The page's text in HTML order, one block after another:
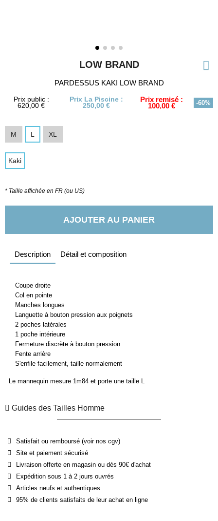
LOW BRAND
PARDESSUS KAKI LOW BRAND
Prix public :
620,00 €
Prix La Piscine :
250,00 €
Prix remisé :
100,00 € -60%
M L XL
Kaki
* Taille affichée en FR (ou US)
AJOUTER AU PANIER
Description Détail et composition
Coupe droite
Col en pointe
Manches longues
Languette à bouton pression aux poignets
2 poches latérales
1 poche intérieure
Fermeture discrète à bouton pression
Fente arrière
S'enfile facilement, taille normalement
Le mannequin mesure 1m84 et porte une taille L
Guides des Tailles Homme
Satisfait ou remboursé (voir nos cgv)
Site et paiement sécurisé
Livraison offerte en magasin ou dès 90€ d'achat
Expédition sous 1 à 2 jours ouvrés
Articles neufs et authentiques
95% de clients satisfaits de leur achat en ligne